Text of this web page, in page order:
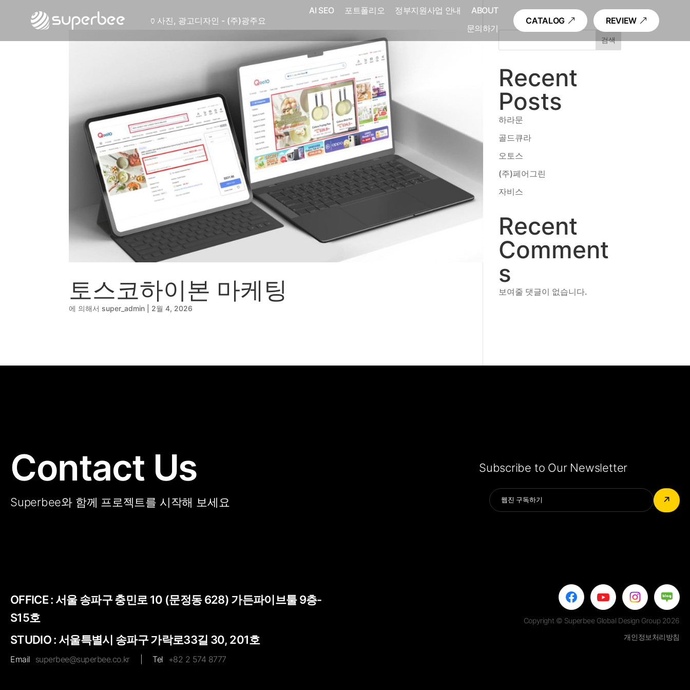
🛡️ 웹사이트 - (주)세스코
동영상, 홈페이지 - (주)분독
동영상, 카탈로그 - 피자마루
웹사이트 - 백조씽크
⚕️사진, 광고디자인 - 중외제약
⚪패키지, 디자인 - 고려은단
🪑동영상 - (주)듀오백
🍕동영상 - ㈜고피자
☕동영상 - 모모스커피㈜
🏢동영상 - 삼양홀딩스
🍫동영상 - 킷캣
🍶사진, 광고디자인 - (주)화요
🏺사진, 광고디자인 - (주)광주요
웹사이트 - (주)세스코
💾제품디자인 - 삼성전자㈜
🔹
동영상, CI - 카피어랜드㈜
🐶
동영상, 홈페이지 - (주)분독
🍕 동영상, 카탈로그 - 피자마루
⚕️사진, 광고디자인 - 중외제약
⚪
패키지, 디자인 - 고려은단
🪑동영상 - (주)듀오백
AI SEO 포트폴리오 정부지원사업 안내
ABOUT
문의하기
CATALOG REVIEW
토스코하이본 마케팅
에 의해서super_admin 2월 4, 2026
검색
Recent
Posts
하라문
골드큐라
오토스
(주)페어그린
자비스
Recent
Comment
s
보여줄 댓글이 없습니다.
Contact Us
Superbee와 함께 프로젝트를 시작해 보세요
Subscribe to Our Newsletter
↗
Alternative:
OFFICE : 서울 송파구 충민로 10 (문정동 628) 가든파이브툴 9층-
S15호
STUDIO : 서울특별시 송파구 가락로33길 30, 201호
Email superbee@superbee.co.kr Tel +82 2 574 8777
Copyright © Superbee Global Design Group 2026
개인정보처리방침